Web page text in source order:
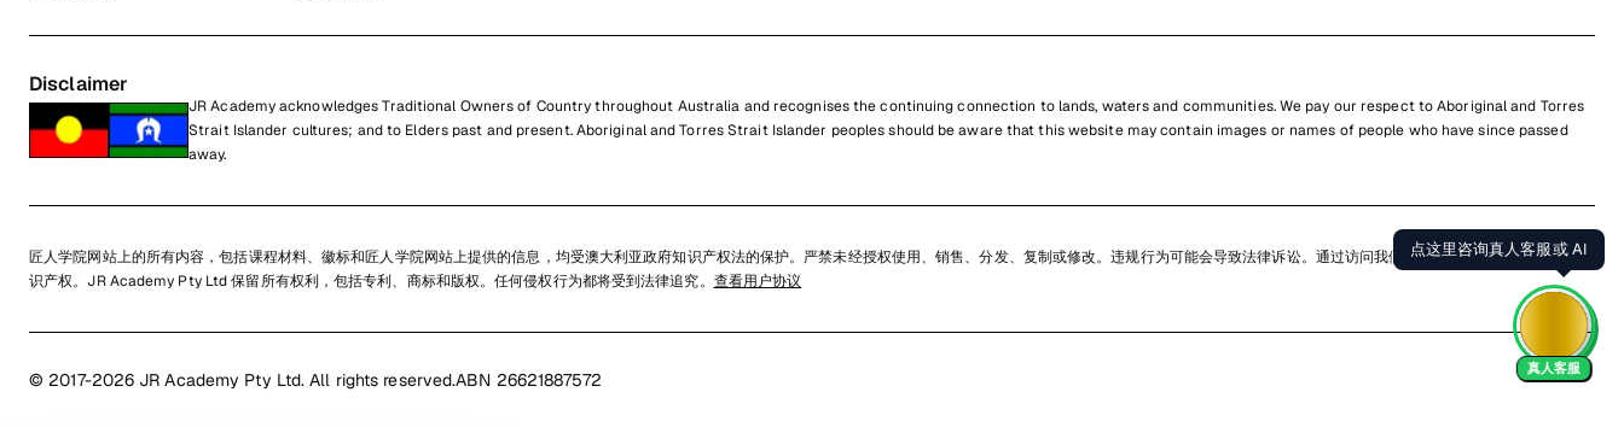
Disclaimer
JR Academy acknowledges Traditional Owners of Country throughout Australia and recognises the continuing connection to lands, waters and communities. We pay our respect to Aboriginal and Torres
Strait Islander cultures; and to Elders past and present. Aboriginal and Torres Strait Islander peoples should be aware that this website may contain images or names of people who have since passed
away.
匠人学院网站上的所有内容，包括课程材料、徽标和匠人学院网站上提供的信息，均受澳大利亚政府知识产权法的保护。严禁未经授权使用、销售、分发、复制或修改。违规行为可能会导致法律诉讼。通过访问我们的网站，您同意尊重我们的知
识产权。JR Academy Pty Ltd 保留所有权利，包括专利、商标和版权。任何侵权行为都将受到法律追究。 查看用户协议
© 2017-2026 JR Academy Pty Ltd. All rights reserved.ABN 26621887572
点这里咨询真人客服或 AI
真人客服